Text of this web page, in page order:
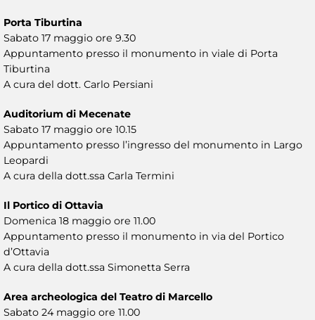
Porta Tiburtina
Sabato 17 maggio ore 9.30
Appuntamento presso il monumento in viale di Porta
Tiburtina
A cura del dott. Carlo Persiani
Auditorium di Mecenate
Sabato 17 maggio ore 10.15
Appuntamento presso l’ingresso del monumento in Largo
Leopardi
A cura della dott.ssa Carla Termini
Il Portico di Ottavia
Domenica 18 maggio ore 11.00
Appuntamento presso il monumento in via del Portico
d’Ottavia
A cura della dott.ssa Simonetta Serra
Area archeologica del Teatro di Marcello
Sabato 24 maggio ore 11.00